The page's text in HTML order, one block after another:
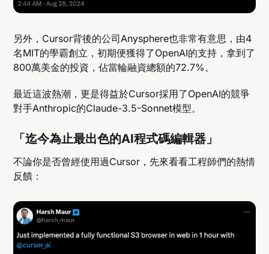
另外，Cursor背後的公司Anysphere也非常有意思，由4
名MIT的學霸創立，初期便獲得了OpenAI的支持，拿到了
800萬美金的投資，佔當輪融資總額的72.7%。
最近這波熱潮，更是得益於Cursor採用了OpenAI的競爭
對手Anthropic的Claude-3.5-Sonnet模型。
「迄今為止最出色的AI程式碼編輯器」
不論你是否曾經使用過Cursor，先來看看工程師們的熱情
反饋：